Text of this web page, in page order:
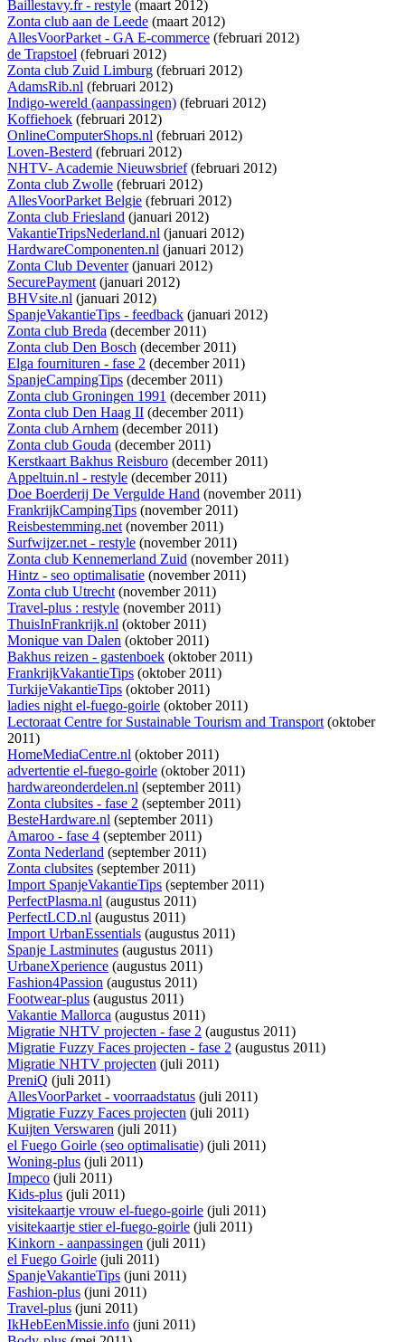
Baillestavy.fr - restyle (maart 2012)
Zonta club aan de Leede (maart 2012)
AllesVoorParket - GA E-commerce (februari 2012)
de Trapstoel (februari 2012)
Zonta club Zuid Limburg (februari 2012)
AdamsRib.nl (februari 2012)
Indigo-wereld (aanpassingen) (februari 2012)
Koffiehoek (februari 2012)
OnlineComputerShops.nl (februari 2012)
Loven-Besterd (februari 2012)
NHTV- Academie Nieuwsbrief(februari 2012)
Zonta club Zwolle (februari 2012)
AllesVoorParket Belgie (februari 2012)
Zonta club Friesland (januari 2012)
VakantieTripsNederland.nl (januari 2012)
HardwareComponenten.nl (januari 2012)
Zonta Club Deventer(januari 2012)
SecurePayment(januari 2012)
BHVsite.nl (januari 2012)
SpanjeVakantieTips - feedback (januari 2012)
Zonta club Breda (december 2011)
Zonta club Den Bosch (december 2011)
Elga fournituren - fase 2 (december 2011)
SpanjeCampingTips (december 2011)
Zonta club Groningen 1991 (december 2011)
Zonta club Den Haag II (december 2011)
Zonta club Arnhem (december 2011)
Zonta club Gouda (december 2011)
Kerstkaart Bakhus Reisburo (december 2011)
Appeltuin.nl - restyle (december 2011)
Doe Boerderij De Vergulde Hand (november 2011)
FrankrijkCampingTips (november 2011)
Reisbestemming.net(november 2011)
Surfwijzer.net - restyle (november 2011)
Zonta club Kennemerland Zuid (november 2011)
Hintz - seo optimalisatie (november 2011)
Zonta club Utrecht(november 2011)
Travel-plus : restyle (november 2011)
ThuisInFrankrijk.nl (oktober 2011)
Monique van Dalen (oktober 2011)
Bakhus reizen - gastenboek (oktober 2011)
FrankrijkVakantieTips (oktober 2011)
TurkijeVakantieTips (oktober 2011)
ladies night el-fuego-goirle (oktober 2011)
Lectoraat Centre for Sustainable Tourism and Transport(oktober
2011)
HomeMediaCentre.nl (oktober 2011)
advertentie el-fuego-goirle (oktober 2011)
hardwareonderdelen.nl (september 2011)
Zonta clubsites - fase 2 (september 2011)
BesteHardware.nl (september 2011)
Amaroo - fase 4 (september 2011)
Zonta Nederland (september 2011)
Zonta clubsites (september 2011)
Import SpanjeVakantieTips (september 2011)
PerfectPlasma.nl (augustus 2011)
PerfectLCD.nl (augustus 2011)
Import UrbanEssentials (augustus 2011)
Spanje Lastminutes (augustus 2011)
UrbaneXperience (augustus 2011)
Fashion4Passion (augustus 2011)
Footwear-plus (augustus 2011)
Vakantie Mallorca (augustus 2011)
Migratie NHTV projecten - fase 2 (augustus 2011)
Migratie Fuzzy Faces projecten - fase 2 (augustus 2011)
Migratie NHTV projecten (juli 2011)
PreniQ (juli 2011)
AllesVoorParket - voorraadstatus (juli 2011)
Migratie Fuzzy Faces projecten (juli 2011)
Kuijten Verswaren (juli 2011)
el Fuego Goirle (seo optimalisatie) (juli 2011)
Woning-plus (juli 2011)
Impeco (juli 2011)
Kids-plus (juli 2011)
visitekaartje vrouw el-fuego-goirle (juli 2011)
visitekaartje stier el-fuego-goirle (juli 2011)
Kinkorn - aanpassingen (juli 2011)
el Fuego Goirle (juli 2011)
SpanjeVakantieTips (juni 2011)
Fashion-plus (juni 2011)
Travel-plus (juni 2011)
IkHebEenMissie.info (juni 2011)